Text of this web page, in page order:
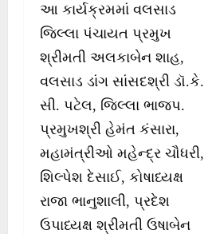
આ કાર્યક્રમમાં વલસાડ
જિલ્લા પંચાયત પ્રમુખ
શ્રીમતી અલકાબેન શાહ,
વલસાડ ડાંગ સાંસદશ્રી ડૉ.કે.
સી. પટેલ, જિલ્લા ભાજપ.
પ્રમુખશ્રી હેમંત કંસારા,
મહામંત્રીઓ મહેન્દ્ર ચૌધરી,
શિલ્પેશ દેસાઈ, કોષાધ્યક્ષ
રાજા ભાનુશાલી, પ્રદેશ
ઉપાધ્યક્ષ શ્રીમતી ઉષાબેન